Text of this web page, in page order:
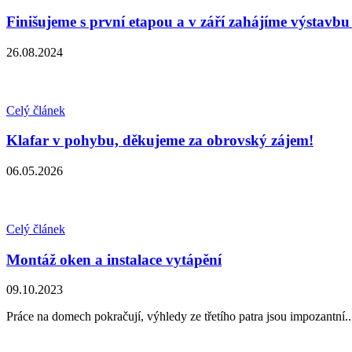
Finišujeme s první etapou a v září zahájíme
26.08.2024
Celý článek
Klafar v pohybu, děkujeme za obrovský zájem!
06.05.2026
Celý článek
Montáž oken a instalace vytápění
09.10.2023
Práce na domech pokračují, výhledy ze třetího patra jsou